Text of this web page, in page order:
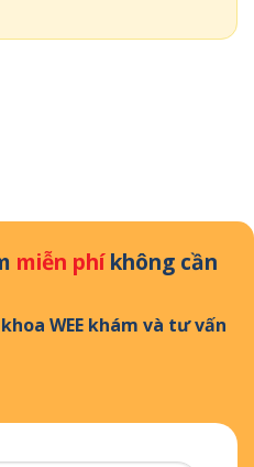
miễn phíkhông cần
WEE khám và tư vấn